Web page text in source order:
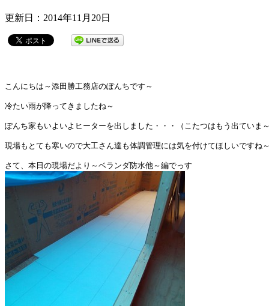
更新日：2014年11月20日
こんにちは～添田勝工務店のぽんちです～
冷たい雨が降ってきましたね～
ぽんち家もいよいよヒーターを出しました・・・（こたつはもう出ていま
現場もとても寒いので大工さん達も体調管理には気を付けてほしいですね